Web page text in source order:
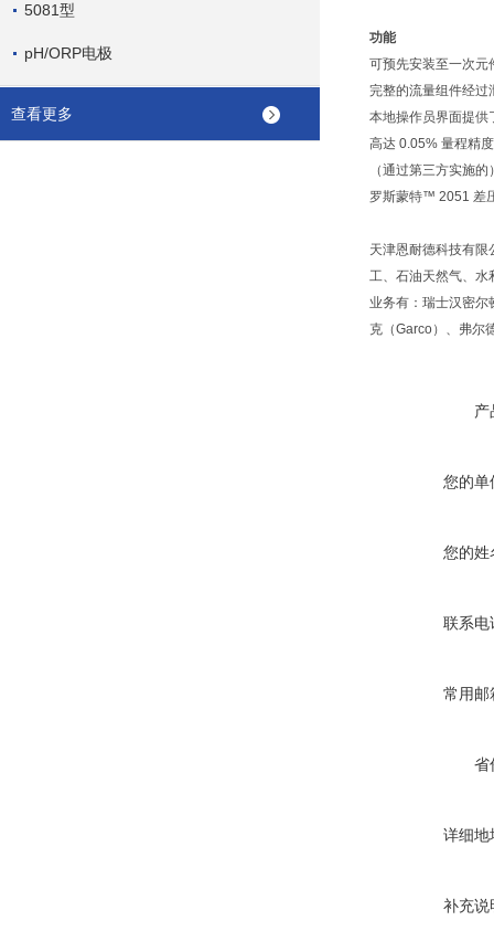
5081型
pH/ORP电极
查看更多
功能
可预先安装至一次元
完整的流量组件经过
本地操作员界面提供
高达 0.05% 量程精
（通过第三方实施
罗斯蒙特™ 2051 差
天津恩耐德科技有
工、石油天然气、水
业务有：瑞士汉密尔
克（Garco）、弗尔
产
您的单
您的姓
联系电
常用邮
省
详细地
补充说